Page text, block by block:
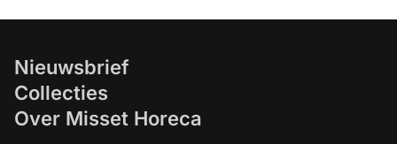
Nieuwsbrief
Collecties
Over Misset Horeca